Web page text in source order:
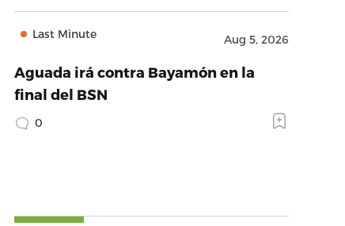
Last Minute Aug 5, 2026
Aguada irá contra Bayamón en la
final del BSN
0